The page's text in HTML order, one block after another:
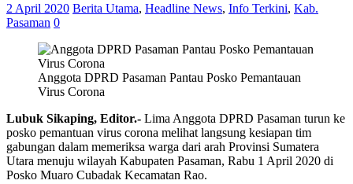
2 April 2020 Berita Utama, Headline News, Info Terkini, Kab.
Pasaman 0
Anggota DPRD Pasaman Pantau Posko Pemantauan
Virus Corona
Lubuk Sikaping, Editor.- Lima Anggota DPRD Pasaman turun ke
posko pemantuan virus corona melihat langsung kesiapan tim
gabungan dalam memeriksa warga dari arah Provinsi Sumatera
Utara menuju wilayah Kabupaten Pasaman, Rabu 1 April 2020 di
Posko Muaro Cubadak Kecamatan Rao.